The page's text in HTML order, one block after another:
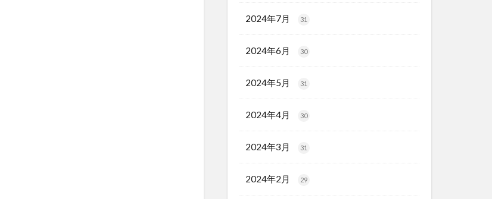
2024年7月 31
2024年6月 30
2024年5月 31
2024年4月 30
2024年3月 31
2024年2月 29